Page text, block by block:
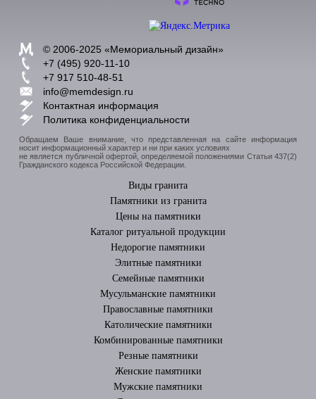
© 2006-2025 «Мемориальный дизайн»
+7 (495) 920-11-10
+7 917 510-48-51
info@memdesign.ru
Контактная информация
Политика конфиденциальности
Обращаем Ваше внимание, что представленная на сайте информация
носит информационный характер и ни при каких условиях
не является публичной офертой, определяемой положениями Статьи 437(2)
Гражданского кодекса Российской Федерации.
Виды гранита
Памятники из гранита
Цены на памятники
Каталог ритуальной продукции
Недорогие памятники
Элитные памятники
Cемейные памятники
Мусульманские памятники
Православные памятники
Католические памятники
Комбинированные памятники
Резные памятники
Женские памятники
Мужские памятники